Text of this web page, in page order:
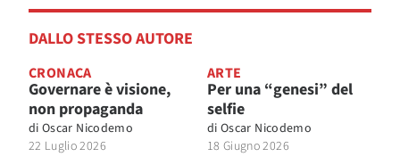
DALLO STESSO AUTORE
CRONACA
Governare è visione,
non propaganda
di Oscar Nicodemo
22 Luglio 2026
ARTE
Per una “genesi” del
selfie
di Oscar Nicodemo
18 Giugno 2026